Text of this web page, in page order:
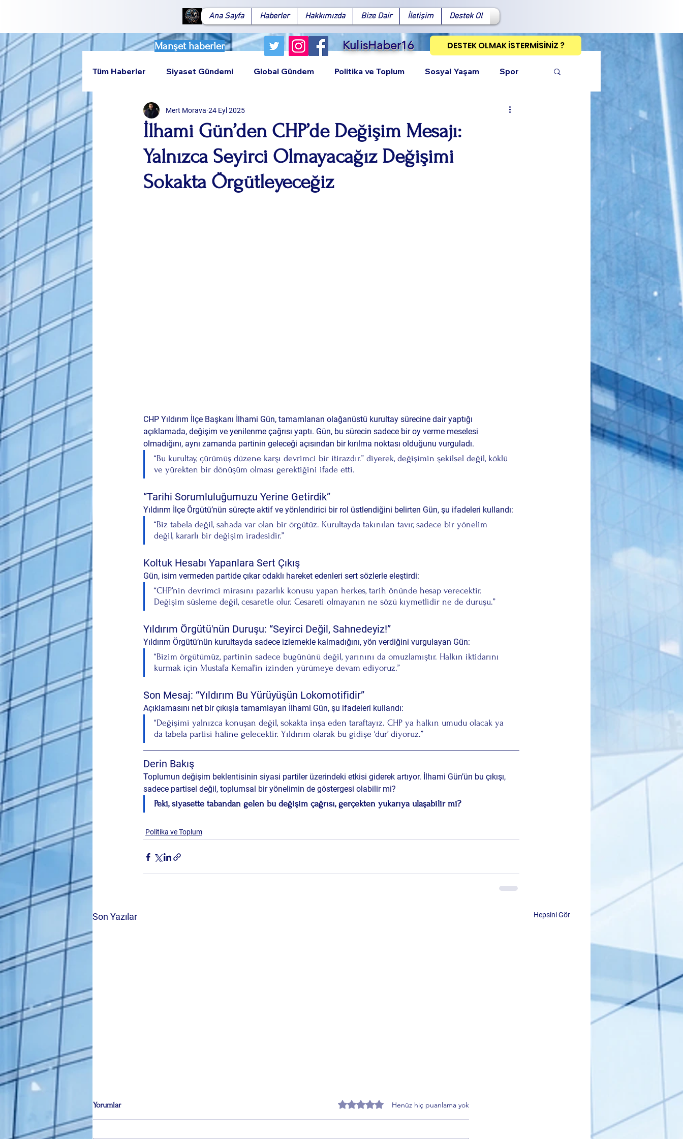
Ana Sayfa Haberler Hakkımızda Bize Dair İletişim Destek Ol
Manşet haberler KulisHaber16 DESTEK OLMAK İSTERMİSİNİZ ?
FacebookX (Twitter)WhatsAppLinkedInPinterestBağlantıyı Kopyala
Tüm Haberler Siyaset Gündemi Global Gündem Politika ve Toplum Sosyal Yaşam Spor
Teknoloji Rumeli
İlhami Gün’den CHP’de Değişim Mesajı:
Yalnızca Seyirci Olmayacağız Değişimi
Sokakta Örgütleyeceğiz
Mert Morava 24 Eyl 2025
CHP Yıldırım İlçe Başkanı İlhami Gün, tamamlanan olağanüstü kurultay sürecine dair yaptığı
açıklamada, değişim ve yenilenme çağrısı yaptı. Gün, bu sürecin sadece bir oy verme meselesi
olmadığını, aynı zamanda partinin geleceği açısından bir kırılma noktası olduğunu vurguladı.
“Bu kurultay, çürümüş düzene karşı devrimci bir itirazdır.” diyerek, değişimin şekilsel değil, köklü
ve yürekten bir dönüşüm olması gerektiğini ifade etti.
“Tarihi Sorumluluğumuzu Yerine Getirdik”
Yıldırım İlçe Örgütü’nün süreçte aktif ve yönlendirici bir rol üstlendiğini belirten Gün, şu ifadeleri kullandı:
“Biz tabela değil, sahada var olan bir örgütüz. Kurultayda takınılan tavır, sadece bir yönelim
değil, kararlı bir değişim iradesidir.”
Koltuk Hesabı Yapanlara Sert Çıkış
Gün, isim vermeden partide çıkar odaklı hareket edenleri sert sözlerle eleştirdi:
“CHP’nin devrimci mirasını pazarlık konusu yapan herkes, tarih önünde hesap verecektir.
Değişim süsleme değil, cesaretle olur. Cesareti olmayanın ne sözü kıymetlidir ne de duruşu.”
Yıldırım Örgütü'nün Duruşu: “Seyirci Değil, Sahnedeyiz!”
Yıldırım Örgütü’nün kurultayda sadece izlemekle kalmadığını, yön verdiğini vurgulayan Gün:
“Bizim örgütümüz, partinin sadece bugününü değil, yarınını da omuzlamıştır. Halkın iktidarını
kurmak için Mustafa Kemal’in izinden yürümeye devam ediyoruz.”
Son Mesaj: “Yıldırım Bu Yürüyüşün Lokomotifidir”
Açıklamasını net bir çıkışla tamamlayan İlhami Gün, şu ifadeleri kullandı:
“Değişimi yalnızca konuşan değil, sokakta inşa eden taraftayız. CHP ya halkın umudu olacak ya
da tabela partisi hâline gelecektir. Yıldırım olarak bu gidişe ‘dur’ diyoruz.”
Derin Bakış
Toplumun değişim beklentisinin siyasi partiler üzerindeki etkisi giderek artıyor. İlhami Gün’ün bu çıkışı,
sadece partisel değil, toplumsal bir yönelimin de göstergesi olabilir mi?
Peki, siyasette tabandan gelen bu değişim çağrısı, gerçekten yukarıya ulaşabilir mi?
Politika ve Toplum
Son Yazılar Hepsini Gör
Yorumlar 5 üzerinden 0 yıldızHenüz hiç puanlama yok